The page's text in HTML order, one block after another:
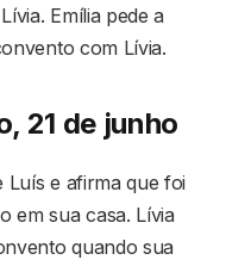
Emília pede a
com Lívia.
21 de junho
Luís e afirma que foi
em sua casa. Lívia
quando sua